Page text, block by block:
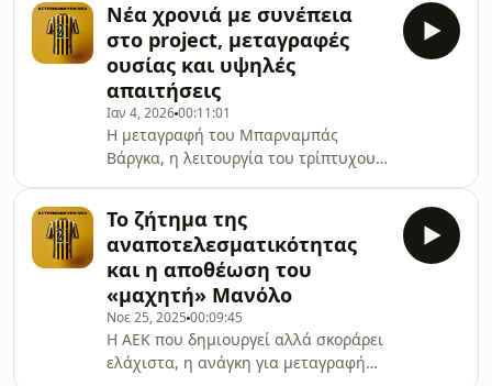
έρχονται.Σχολιάζει ο Κυριάκος
Μαντζακίδης
Νέα χρονιά με συνέπεια
στο project, μεταγραφές
ουσίας και υψηλές
απαιτήσεις
Ιαν 4, 202600:11:01
Η μεταγραφή του Μπαρναμπάς
Βάργκα, η λειτουργία του τρίπτυχου
2026.Σχολιάζει ο Κυριάκος
Μαντζακίδης
Το ζήτημα της
αναποτελεσματικότητας
και η αποθέωση του
«μαχητή» Μανόλο
Νοε 25, 2025 00:09:45
Η ΑΕΚ που δημιουργεί αλλά σκοράρει
ελάχιστα, η ανάγκη για μεταγραφή